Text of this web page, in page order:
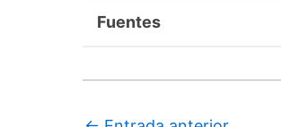
Fuentes